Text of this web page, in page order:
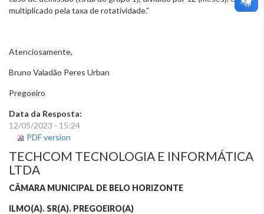
multiplicado pela taxa de rotatividade.”
Atenciosamente,
Bruno Valadão Peres Urban
Pregoeiro
Data da Resposta:
12/05/2023 - 15:24
PDF version
TECHCOM TECNOLOGIA E INFORMÁTICA
LTDA
CÂMARA MUNICIPAL DE BELO HORIZONTE
ILMO(A). SR(A). PREGOEIRO(A)